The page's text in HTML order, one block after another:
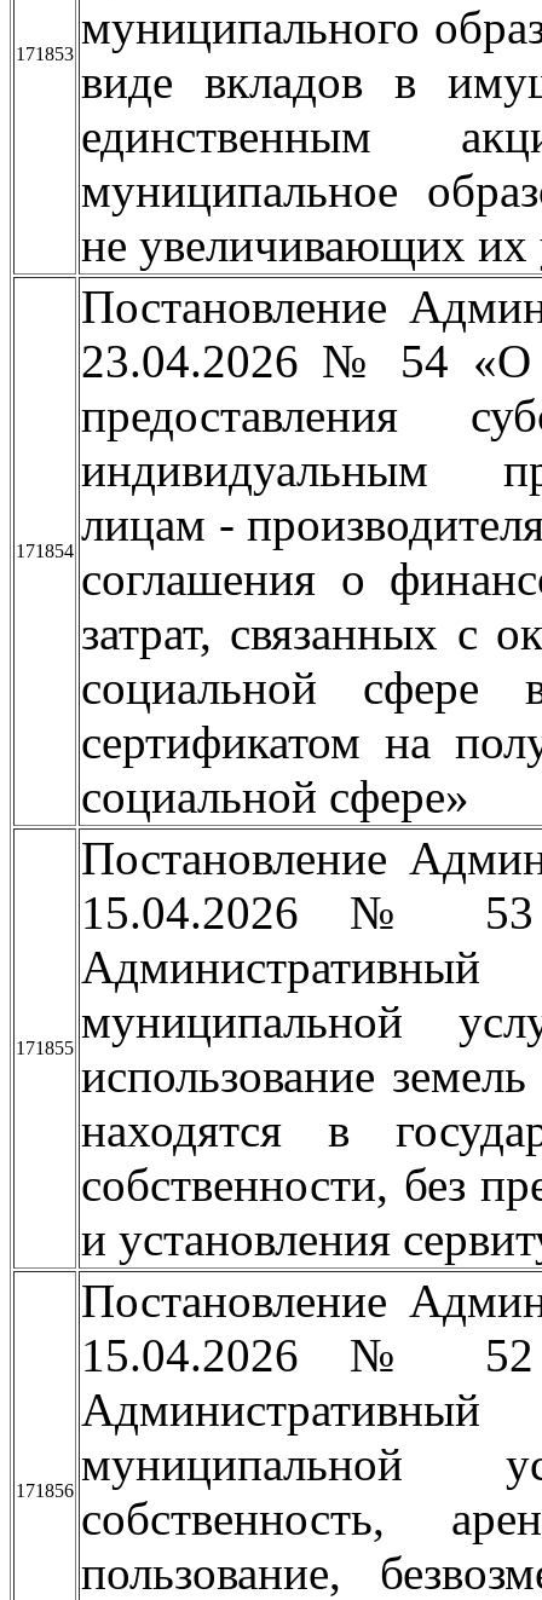
171853
муниципального
виде вкладов в
единственным
муниципальное
не увеличивающих их
171854
Постановление
23.04.2026 № 54 «О
предоставления
индивидуальным
лицам -
соглашения о
затрат, связанных с
социальной сфере
сертификатом на
социальной сфере»
171855
Постановление
15.04.2026 № 53
муниципальной
использование
находятся в
собственности, без
и установления
171856
Постановление
15.04.2026 № 52
муниципальной
собственность,
пользование,